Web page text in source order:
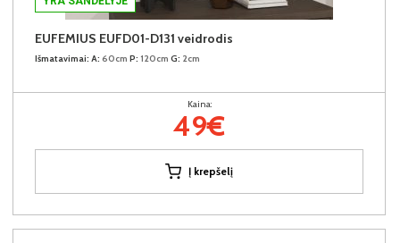
EUFEMIUS EUFD01-D131 veidrodis
Išmatavimai: A: 60cm P: 120cm G: 2cm
Kaina:
49€
Į krepšelį